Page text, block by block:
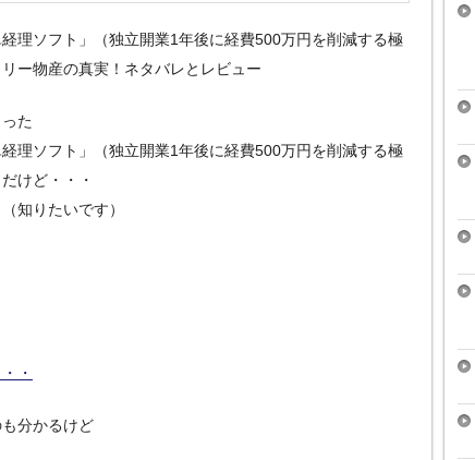
理ソフト」（独立開業1年後に経費500万円を削減する極
ー物産の真実！ネタバレとレビュー
た
理ソフト」（独立開業1年後に経費500万円を削減する極
けど・・・
知りたいです）
・
分かるけど